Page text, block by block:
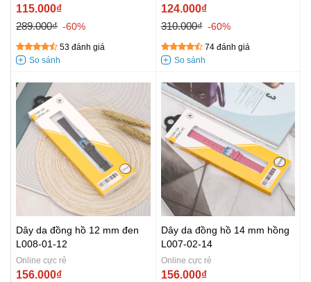
115.000₫
289.000₫ -60%
53 đánh giá
124.000₫
310.000₫ -60%
74 đánh giá
Dây da đồng hồ 12 mm đen
L008-01-12
Online cực rẻ
156.000₫
Dây da đồng hồ 14 mm hồng
L007-02-14
Online cực rẻ
156.000₫